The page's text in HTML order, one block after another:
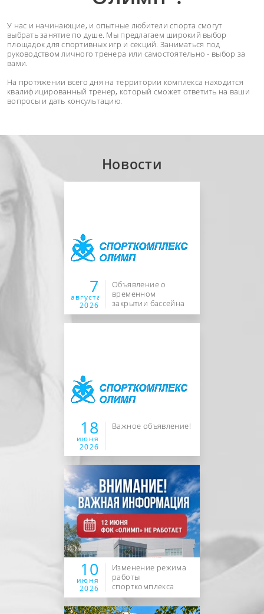
У нас и начинающие, и опытные любители спорта смогут
выбрать занятие по душе. Мы предлагаем широкий выбор
площадок для спортивных игр и секций. Заниматься под
руководством личного тренера или самостоятельно - выбор за
вами.
На протяжении всего дня на территории комплекса находится
квалифицированный тренер, который сможет ответить на ваши
вопросы и дать консультацию.
Новости
7
августа
2026
Объявление о
временном
закрытии бассейна
18
июня
2026
Важное объявление!
10
июня
2026
Изменение режима
работы
спорткомплекса